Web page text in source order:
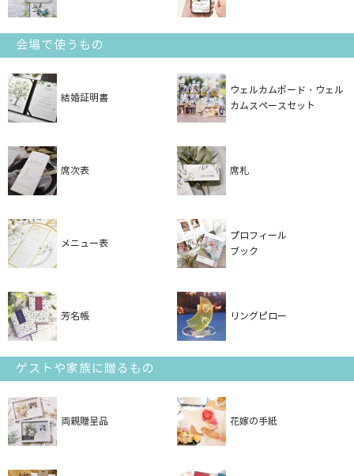
会場で使うもの
結婚証明書
ウェルカムボード・ウェル
カムスペースセット
席次表 席札
メニュー表
プロフィール
ブック
芳名帳 リングピロー
ゲストや家族に贈るもの
両親贈呈品 花嫁の手紙